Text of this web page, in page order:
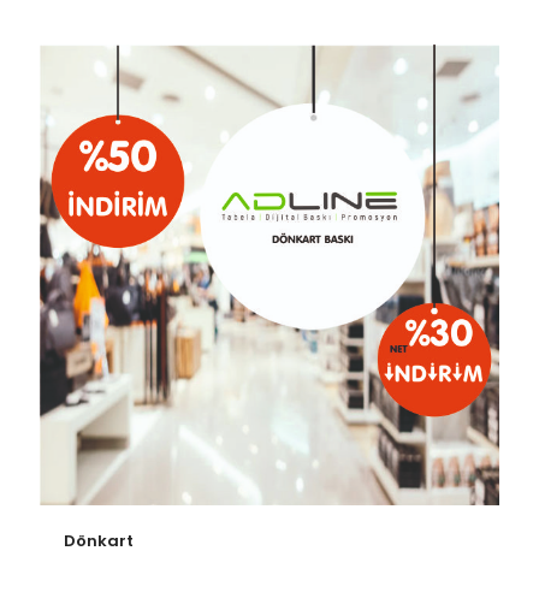
Dönkart